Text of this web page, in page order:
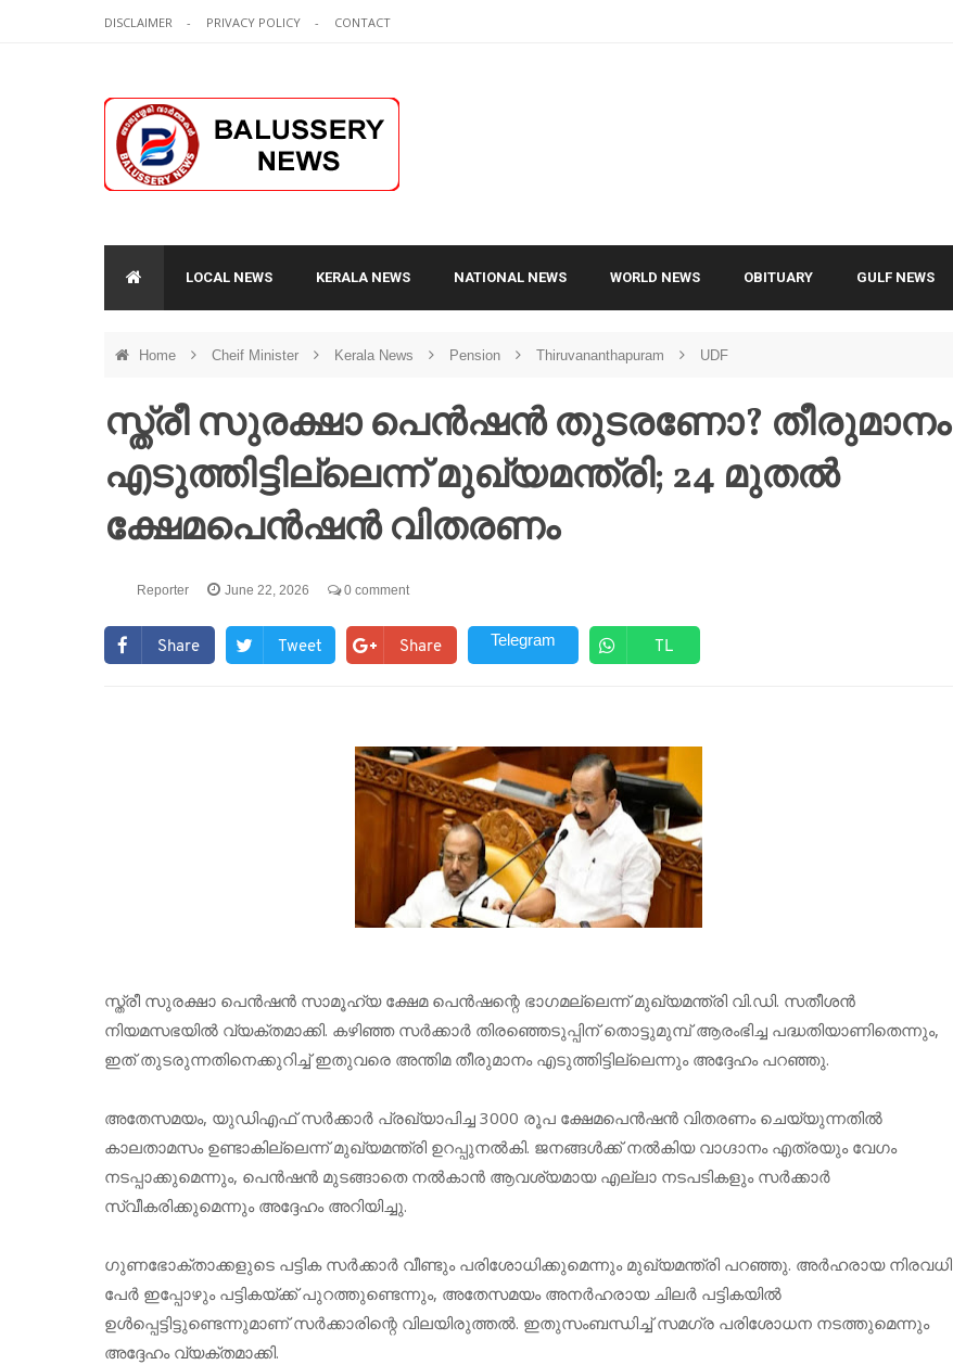
DISCLAIMER PRIVACY POLICY CONTACT
LOCAL NEWS KERALA NEWS NATIONAL NEWS WORLD NEWS OBITUARY GULF NEWS
Home Cheif Minister Kerala News Pension Thiruvananthapuram UDF
സ്ത്രീ സുരക്ഷാ പെൻഷൻ തുടരണോ? തീരുമാനം
എടുത്തിട്ടില്ലെന്ന് മുഖ്യമന്ത്രി; 24 മുതൽ
ക്ഷേമപെൻഷൻ വിതരണം
Reporter June 22, 2026 0 comment
Share Tweet Share Telegram TL
സ്ത്രീ സുരക്ഷാ പെൻഷൻ സാമൂഹ്യ ക്ഷേമ പെൻഷന്റെ ഭാഗമല്ലെന്ന് മുഖ്യമന്ത്രി വി.ഡി. സതീശൻ
നിയമസഭയിൽ വ്യക്തമാക്കി. കഴിഞ്ഞ സർക്കാർ തിരഞ്ഞെടുപ്പിന് തൊട്ടുമുമ്പ് ആരംഭിച്ച പദ്ധതിയാണിതെന്നും,
ഇത് തുടരുന്നതിനെക്കുറിച്ച് ഇതുവരെ അന്തിമ തീരുമാനം എടുത്തിട്ടില്ലെന്നും അദ്ദേഹം പറഞ്ഞു.
അതേസമയം, യുഡിഎഫ് സർക്കാർ പ്രഖ്യാപിച്ച 3000 രൂപ ക്ഷേമപെൻഷൻ വിതരണം ചെയ്യുന്നതിൽ
കാലതാമസം ഉണ്ടാകില്ലെന്ന് മുഖ്യമന്ത്രി ഉറപ്പുനൽകി. ജനങ്ങൾക്ക് നൽകിയ വാഗ്ദാനം എത്രയും വേഗം
നടപ്പാക്കുമെന്നും, പെൻഷൻ മുടങ്ങാതെ നൽകാൻ ആവശ്യമായ എല്ലാ നടപടികളും സർക്കാർ
സ്വീകരിക്കുമെന്നും അദ്ദേഹം അറിയിച്ചു.
ഗുണഭോക്താക്കളുടെ പട്ടിക സർക്കാർ വീണ്ടും പരിശോധിക്കുമെന്നും മുഖ്യമന്ത്രി പറഞ്ഞു. അർഹരായ നിരവധി
പേർ ഇപ്പോഴും പട്ടികയ്ക്ക് പുറത്തുണ്ടെന്നും, അതേസമയം അനർഹരായ ചിലർ പട്ടികയിൽ
ഉൾപ്പെട്ടിട്ടുണ്ടെന്നുമാണ് സർക്കാരിന്റെ വിലയിരുത്തൽ. ഇതുസംബന്ധിച്ച് സമഗ്ര പരിശോധന നടത്തുമെന്നും
അദ്ദേഹം വ്യക്തമാക്കി.